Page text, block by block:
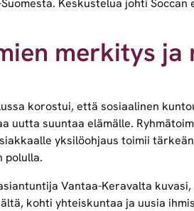
Keskustelua johti
merkitys
korostui, että sosiaalinen
uutta suuntaa elämälle.
yksilöohjaus toimii
polulla.
Vantaa-Keravalta
kohti yhteiskuntaa ja uusia